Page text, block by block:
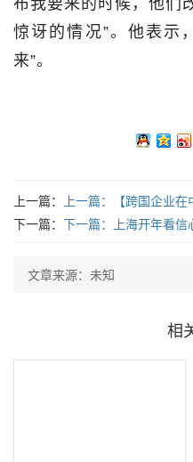
布我要来的时候，他们
惊讶的情况”。他表示
来”。
上一篇： 上一篇：
【跨国企业
企业与中国开启共同发展新篇章
下一篇： 下一篇：
上海开年看
文章来源：未知
相